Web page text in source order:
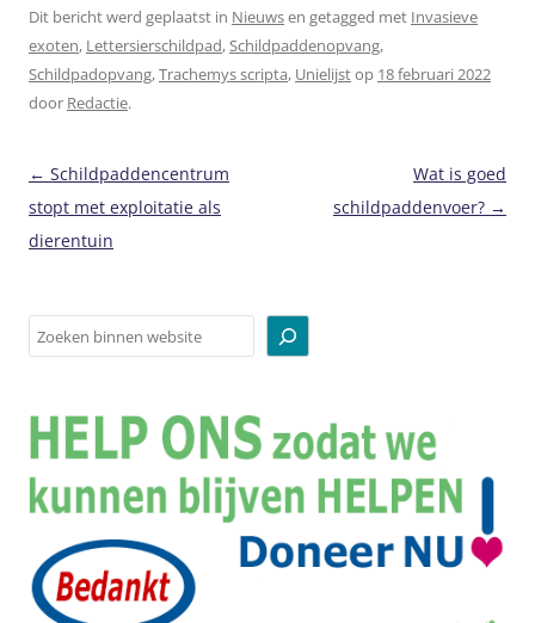
Dit bericht werd geplaatst in Nieuwsen getagged met Invasieve
exoten, Lettersierschildpad,Schildpaddenopvang,
Schildpadopvang,Trachemys scripta, Unielijstop 18 februari 2022
door Redactie.
Berichtnavigatie
← Schildpaddencentrum
stopt met exploitatie als
dierentuin
Wat is goed
schildpaddenvoer? →
Zoeken